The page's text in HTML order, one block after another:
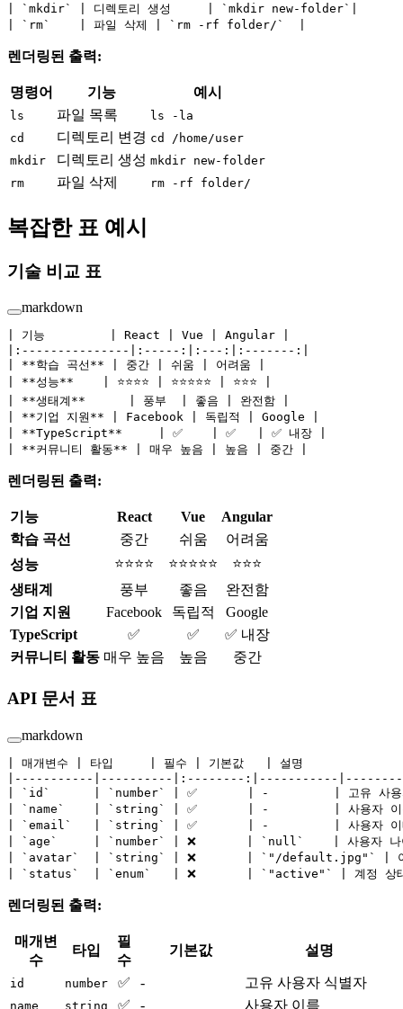
`mkdir` | 디렉토리 생성     | `mkdir new-folder`
`rm`
    | 파일 삭제 |
`rm -rf folder/`
렌더링된 출력:
명령어 기능 예시
ls 파일 목록
ls -la
cd
디렉토리 변경 cd /home/user
mkdir
디렉토리 생성 mkdir new-folder
rm
파일 삭제 rm -rf folder/
복잡한 표 예시
기술 비교 표
markdown
| 기능         | React | Vue | Angular |
|:---------------|:-----:|:---:|:-------:|
**학습 곡선** | 중간 | 쉬움 | 어려움 |
**성능**
    | ⭐⭐⭐⭐ | ⭐⭐⭐⭐⭐ | ⭐⭐⭐ |
**생태계**
      | 풍부  | 좋음 | 완전함 |
**기업 지원** | Facebook | 독립적 | Google |
**TypeScript**
     | ✅    | ✅   | ✅ 내장 |
**커뮤니티 활동** | 매우 높음 | 높음 | 중간 |
렌더링된 출력:
기능 React Vue
Angular
학습 곡선
중간 쉬움
어려움
성능
⭐⭐⭐⭐ ⭐⭐⭐⭐⭐
⭐⭐⭐
생태계
풍부 좋음
완전함
기업 지원
Facebook 독립적
Google
TypeScript
✅ ✅
✅ 내장
커뮤니티 활동 매우 높음 높음 중간
API 문서 표
markdown
| 매개변수 | 타입     | 필수 | 기본값   | 설명
|-----------|----------|:--------:|-----------
`id` `number`
| ✅       | -         | 고유 사용
`name` `string`
| ✅       | -         | 사용자
`email` `string`
| ✅       | -         | 사용자 이
`age` `number` | ❌       | `null`
| 사용자
`avatar` `string` | ❌       | `"/default.jpg"`
|
`status` `enum`
   | ❌       |
`"active"` | 계정
렌더링된 출력:
매개변
수
타입
필
수
기본값 설명
id number ✅ - 고유 사용자 식별자
name string ✅ - 사용자 이름